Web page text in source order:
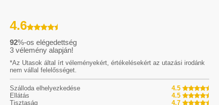
4.6
92%-os elégedettség
3 vélemény alapján!
*Az Utasok által írt véleményekért, értékelésekért az utazási irodánk
nem vállal felelősséget.
Szálloda elhelyezkedése
4.5
Ellátás
4.5
Tisztaság
4.7